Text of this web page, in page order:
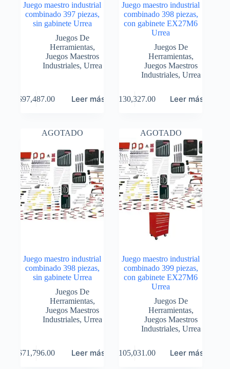
Juego maestro industrial
combinado 397 piezas,
sin gabinete Urrea
Juegos De
Herramientas,
Juegos Maestros
Industriales,Urrea
$97,487.00 Leer más
Juego maestro industrial
combinado 398 piezas,
con gabinete EX27M6
Urrea
Juegos De
Herramientas,
Juegos Maestros
Industriales,Urrea
130,327.00 Leer más
AGOTADO
Juego maestro industrial
combinado 398 piezas,
sin gabinete Urrea
Juegos De
Herramientas,
Juegos Maestros
Industriales,Urrea
$71,796.00 Leer más
AGOTADO
Juego maestro industrial
combinado 399 piezas,
con gabinete EX27M6
Urrea
Juegos De
Herramientas,
Juegos Maestros
Industriales,Urrea
105,031.00 Leer más